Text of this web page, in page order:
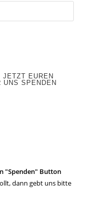
JETZT EUREN
SPENDEN
"Spenden" Button
dann gebt uns bitte